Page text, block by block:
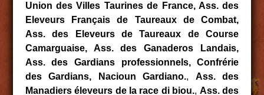
Union des Villes Taurines de France, Ass. des
Eleveurs Français de Taureaux de Combat,
Ass. des Eleveurs de Taureaux de Course
Camarguaise, Ass. des Ganaderos Landais,
Ass. des Gardians professionnels, Confrérie
des Gardians, Nacioun Gardiano., Ass. des
Manadiers éleveurs de la race di biou., Ass. des